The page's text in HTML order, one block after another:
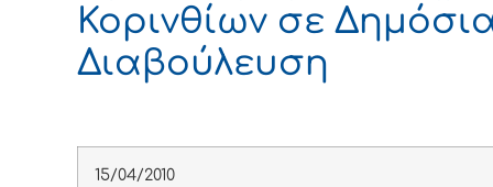
Κορινθίων σε
Διαβούλευση
15/04/2010